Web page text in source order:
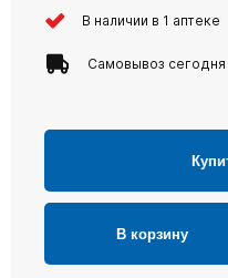
В наличии в 1 аптеке
Самовывоз сегодня
В корзину